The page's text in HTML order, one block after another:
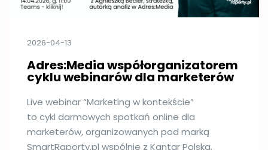
2026-04-13
Adres:Media współorganizatorem
cyklu webinarów dla marketerów
Live webinar “Marketing w kontekście”
to cykl darmowych spotkań online dla
marketerów, organizowanych pod marką
SmartRaporty.pl wspólnie z Kantar Polska.